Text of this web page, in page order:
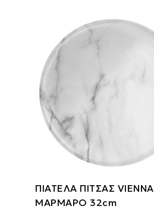
ΠΙΑΤΕΛΑ ΠΙΤΣΑΣ VIENNA
ΜΑΡΜΑΡΟ 32cm